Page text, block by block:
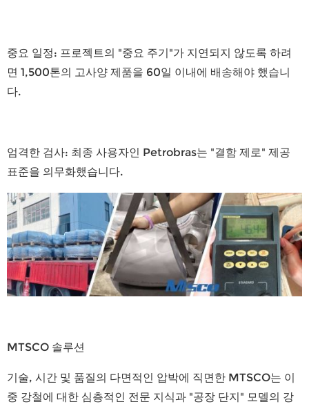
중요 일정: 프로젝트의 "중요 주기"가 지연되지 않도록 하려
면 1,500톤의 고사양 제품을 60일 이내에 배송해야 했습니
다.
엄격한 검사: 최종 사용자인 Petrobras는 "결함 제로" 제공
표준을 의무화했습니다.
MTSCO 솔루션
기술, 시간 및 품질의 다면적인 압박에 직면한 MTSCO는 이
중 강철에 대한 심층적인 전문 지식과 "공장 단지" 모델의 강